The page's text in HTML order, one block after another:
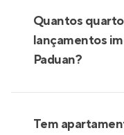
Quantos
lançamentos
Paduan?
Tem